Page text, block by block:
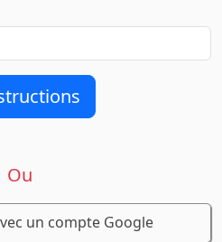
Ou
un compte Google